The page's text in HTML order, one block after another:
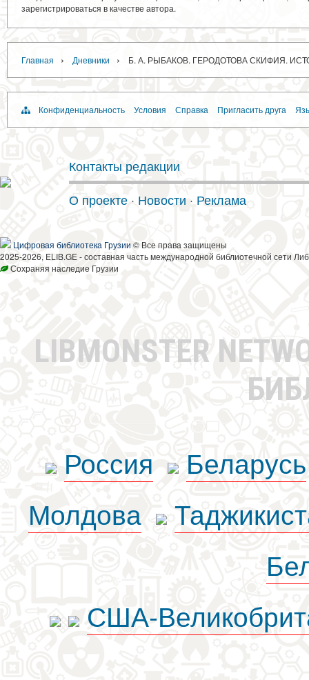
зарегистрироваться в качестве автора.
Главная › Дневники › Б. А. РЫБАКОВ. ГЕРОДОТОВА СКИФИЯ.
Конфиденциальность Условия Справка Пригласить друга
Контакты редакции
О проекте · Новости · Реклама
Цифровая библиотека Грузии © Все права защищены
2025-2026, ELIB.GE - составная часть международной библиотечной сети
Сохраняя наследие Грузии
LIBMONSTER
Россия
Беларусь
Молдова
США-